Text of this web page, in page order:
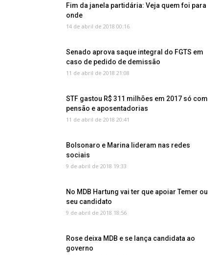
Fim da janela partidária: Veja quem foi para
onde
14 de abril de 2018 00:16
Senado aprova saque integral do FGTS em
caso de pedido de demissão
11 de abril de 2018 21:08
STF gastou R$ 311 milhões em 2017 só com
pensão e aposentadorias
11 de abril de 2018 20:41
Bolsonaro e Marina lideram nas redes
sociais
9 de abril de 2018 19:33
No MDB Hartung vai ter que apoiar Temer ou
seu candidato
9 de abril de 2018 18:56
Rose deixa MDB e se lança candidata ao
governo